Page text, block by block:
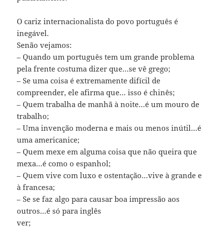
O cariz internacionalista do povo português é
inegável.
Senão vejamos:
– Quando um português tem um grande problema
pela frente costuma dizer que…se vê grego;
– Se uma coisa é extremamente difícil de
compreender, ele afirma que… isso é chinês;
– Quem trabalha de manhã à noite…é um mouro de
trabalho;
– Uma invenção moderna e mais ou menos inútil…é
uma americanice;
– Quem mexe em alguma coisa que não queira que
mexa…é como o espanhol;
– Quem vive com luxo e ostentação…vive à grande e
à francesa;
– Se se faz algo para causar boa impressão aos
outros…é só para inglês
ver;